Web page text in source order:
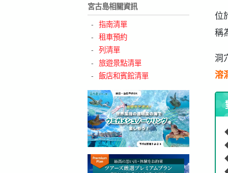
宮古島相關資訊
指南清單
租車預約
列清單
旅遊景點清單
飯店和賓館清單
位
稱
洞
溶